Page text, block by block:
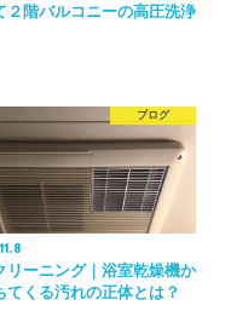
２階バルコニーの高圧洗浄
ブログ
リーニング｜浴室乾燥機か
てくる汚れの正体とは？